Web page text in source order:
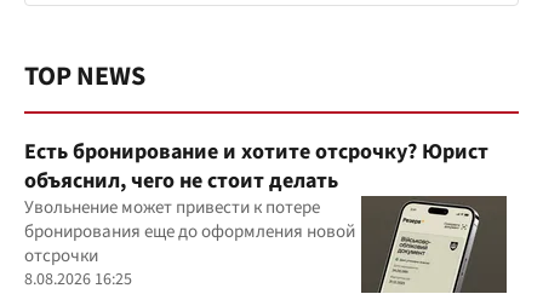
TOP NEWS
Есть бронирование и хотите отсрочку? Юрист
объяснил, чего не стоит делать
Увольнение может привести к потере
бронирования еще до оформления новой
отсрочки
8.08.2026 16:25